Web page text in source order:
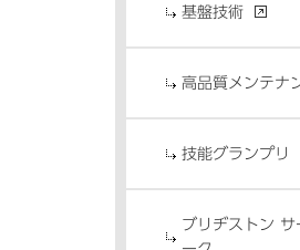
基盤技術
高品質メンテナ
技能グランプリ
ブリヂストン サ